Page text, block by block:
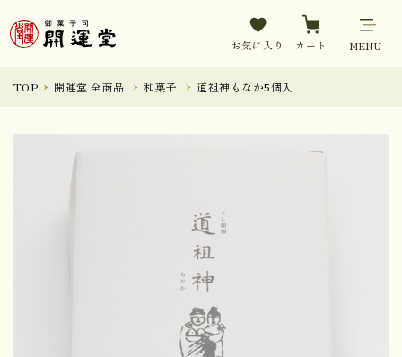
お気に入り カート MENU
TOP 開運堂 全商品 和菓子 道祖神もなか5個入